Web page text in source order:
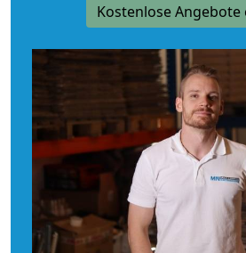
Kostenlose Angebote